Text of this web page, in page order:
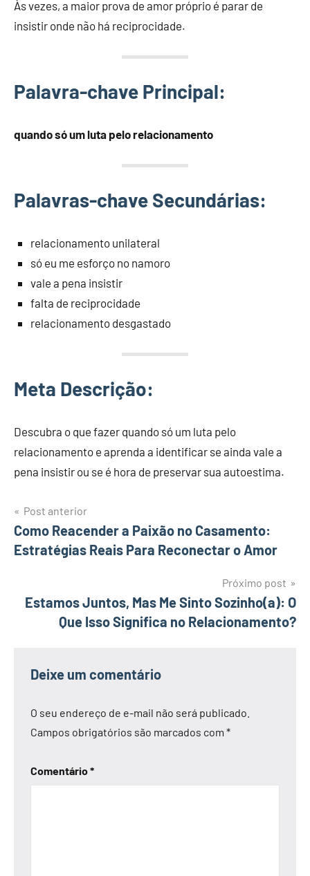
Às vezes, a maior prova de amor próprio é parar de
insistir onde não há reciprocidade.
Palavra-chave Principal:
quando só um luta pelo relacionamento
Palavras-chave Secundárias:
relacionamento unilateral
só eu me esforço no namoro
vale a pena insistir
falta de reciprocidade
relacionamento desgastado
Meta Descrição:
Descubra o que fazer quando só um luta pelo
relacionamento e aprenda a identificar se ainda vale a
pena insistir ou se é hora de preservar sua autoestima.
Navegação
de
Post anterior
Como Reacender a Paixão no Casamento:
Estratégias Reais Para Reconectar o Amor
Próximo post
Estamos Juntos, Mas Me Sinto Sozinho(a): O
Que Isso Significa no Relacionamento?
Deixe um comentário
O seu endereço de e-mail não será publicado.
Campos obrigatórios são marcados com *
Comentário*